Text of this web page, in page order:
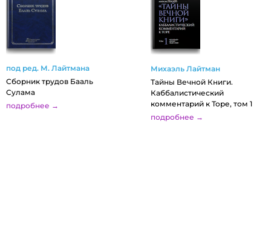
под ред. М. Лайтмана
Сборник трудов Бааль
Сулама
подробнее →
Михаэль Лайтман
Тайны Вечной Книги.
Каббалистический
комментарий к Торе, том 1
подробнее →